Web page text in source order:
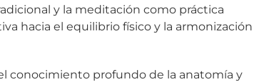
y la meditación como práctica
hacia el equilibrio físico y la armonización
conocimiento profundo de la anatomía y